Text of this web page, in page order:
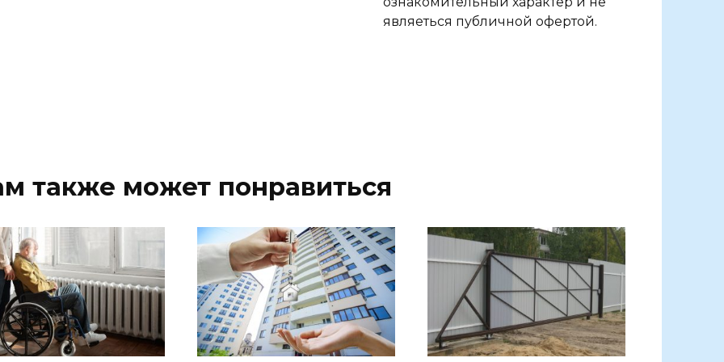
являеться публичной офертой.
также может понравиться